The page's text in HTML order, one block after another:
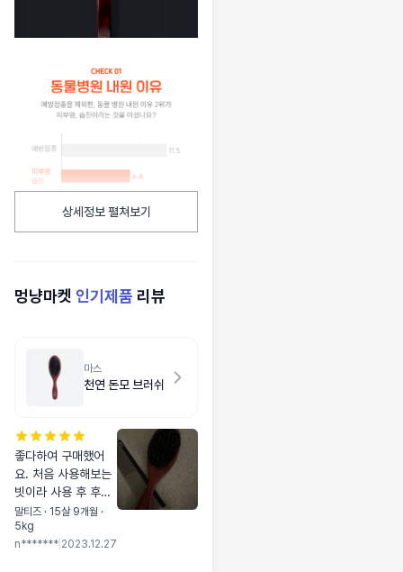
상세정보 펼쳐보기
멍냥마켓 인기제품 리뷰
마스
천연 돈모 브러쉬
좋다하여 구매했어
요. 처음 사용해보는
빗이라 사용 후 후기
남기러 올게요. 배송
엄청 빨랐어요👍
말티즈 · 15살 9개월 ·
5kg
n******* 2023.12.27